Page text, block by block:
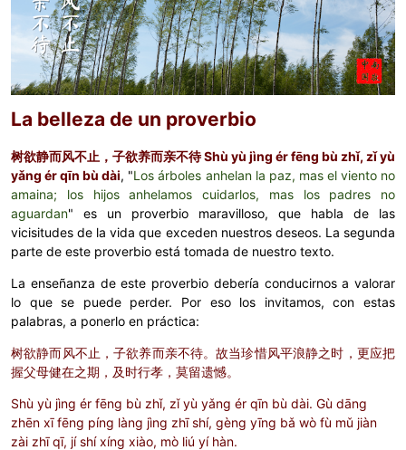
La belleza de un proverbio
树欲静而风不止，子欲养而亲不待 Shù yù jìng ér fēng bù zhǐ, zǐ yù
yǎng ér qīn bù dài, "Los árboles anhelan la paz, mas el viento no
amaina; los hijos anhelamos cuidarlos, mas los padres no
aguardan" es un proverbio maravilloso, que habla de las
vicisitudes de la vida que exceden nuestros deseos. La segunda
parte de este proverbio está tomada de nuestro texto.
La enseñanza de este proverbio debería conducirnos a valorar
lo que se puede perder. Por eso los invitamos, con estas
palabras, a ponerlo en práctica:
树欲静而风不止，子欲养而亲不待。故当珍惜风平浪静之时，更应把
握父母健在之期，及时行孝，莫留遗憾。
Shù yù jìng ér fēng bù zhǐ, zǐ yù yǎng ér qīn bù dài. Gù dāng
zhēn xī fēng píng làng jìng zhī shí, gèng yīng bǎ wò fù mǔ jiàn
zài zhī qī, jí shí xíng xiào, mò liú yí hàn.